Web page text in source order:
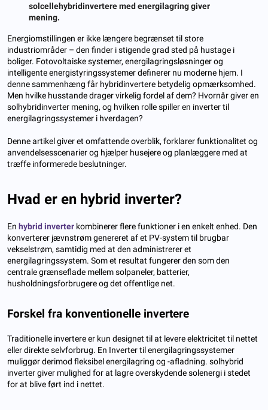
solcellehybridinvertere med energilagring giver
mening.
Energiomstillingen er ikke længere begrænset til store
industriområder – den finder i stigende grad sted på hustage i
boliger. Fotovoltaiske systemer, energilagringsløsninger og
intelligente energistyringssystemer definerer nu moderne hjem. I
denne sammenhæng får hybridinvertere betydelig opmærksomhed.
Men hvilke husstande drager virkelig fordel af dem? Hvornår giver en
solhybridinverter mening, og hvilken rolle spiller en inverter til
energilagringssystemer i hverdagen?
Denne artikel giver et omfattende overblik, forklarer funktionalitet og
anvendelsesscenarier og hjælper husejere og planlæggere med at
træffe informerede beslutninger.
Hvad er en hybrid inverter?
En hybrid inverter kombinerer flere funktioner i en enkelt enhed. Den
konverterer jævnstrøm genereret af et PV-system til brugbar
vekselstrøm, samtidig med at den administrerer et
energilagringssystem. Som et resultat fungerer den som den
centrale grænseflade mellem solpaneler, batterier,
husholdningsforbrugere og det offentlige net.
Forskel fra konventionelle invertere
Traditionelle invertere er kun designet til at levere elektricitet til nettet
eller direkte selvforbrug. En Inverter til energilagringssystemer
muliggør derimod fleksibel energilagring og -afladning. solhybrid
inverter giver mulighed for at lagre overskydende solenergi i stedet
for at blive ført ind i nettet.